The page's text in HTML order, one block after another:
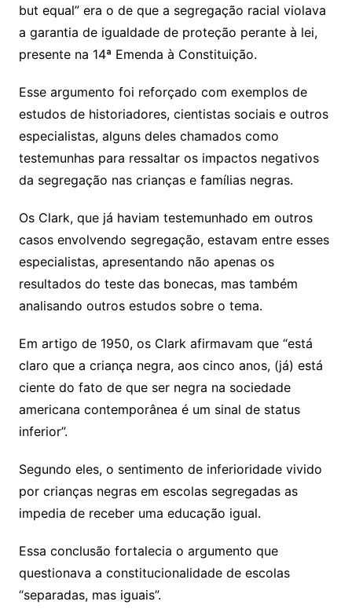
but equal” era o de que a segregação racial violava
a garantia de igualdade de proteção perante à lei,
presente na 14ª Emenda à Constituição.
Esse argumento foi reforçado com exemplos de
estudos de historiadores, cientistas sociais e outros
especialistas, alguns deles chamados como
testemunhas para ressaltar os impactos negativos
da segregação nas crianças e famílias negras.
Os Clark, que já haviam testemunhado em outros
casos envolvendo segregação, estavam entre esses
especialistas, apresentando não apenas os
resultados do teste das bonecas, mas também
analisando outros estudos sobre o tema.
Em artigo de 1950, os Clark afirmavam que “está
claro que a criança negra, aos cinco anos, (já) está
ciente do fato de que ser negra na sociedade
americana contemporânea é um sinal de status
inferior”.
Segundo eles, o sentimento de inferioridade vivido
por crianças negras em escolas segregadas as
impedia de receber uma educação igual.
Essa conclusão fortalecia o argumento que
questionava a constitucionalidade de escolas
“separadas, mas iguais”.